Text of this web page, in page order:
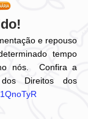
e repouso
tempo
nós.  Confira a
dos Direitos dos